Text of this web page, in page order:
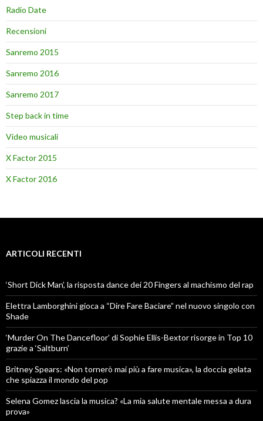
Radio Date
Recensioni
Sanremo 2015
Sanremo 2016
Sanremo 2017
Step back in time
Video musicali
X Factor 2015
X Factor 2016
ARTICOLI RECENTI
‘Short Dick Man’, la risposta dance dei 20 Fingers al machismo del rap
Elettra Lamborghini gioca a “Dire Fare Baciare” nel nuovo singolo con
Shade
‘Murder On The Dancefloor’ di Sophie Ellis-Bextor risorge in Top 10
grazie a ‘Saltburn’
Britney Spears: «Non tornerò mai più a fare musica», la doccia gelata
che spiazza il mondo del pop
Selena Gomez lascia la musica? «La mia salute mentale messa a dura
prova»